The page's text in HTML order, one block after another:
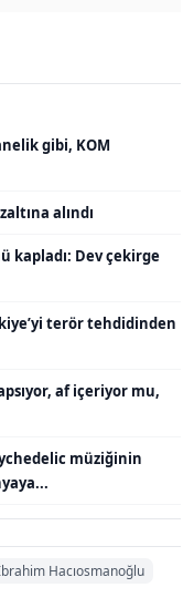
gibi, KOM
alındı
kapladı: Dev çekirge
terör tehdidinden
af içeriyor mu,
müziğinin
Hacıosmanoğlu